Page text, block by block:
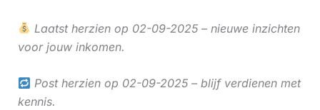
Laatst herzien op 02-09-2025 – nieuwe inzichten
voor jouw inkomen.
Post herzien op 02-09-2025 – blijf verdienen met
kennis.